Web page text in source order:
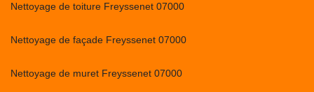
Nettoyage de toiture Freyssenet 07000
Nettoyage de façade Freyssenet 07000
Nettoyage de muret Freyssenet 07000